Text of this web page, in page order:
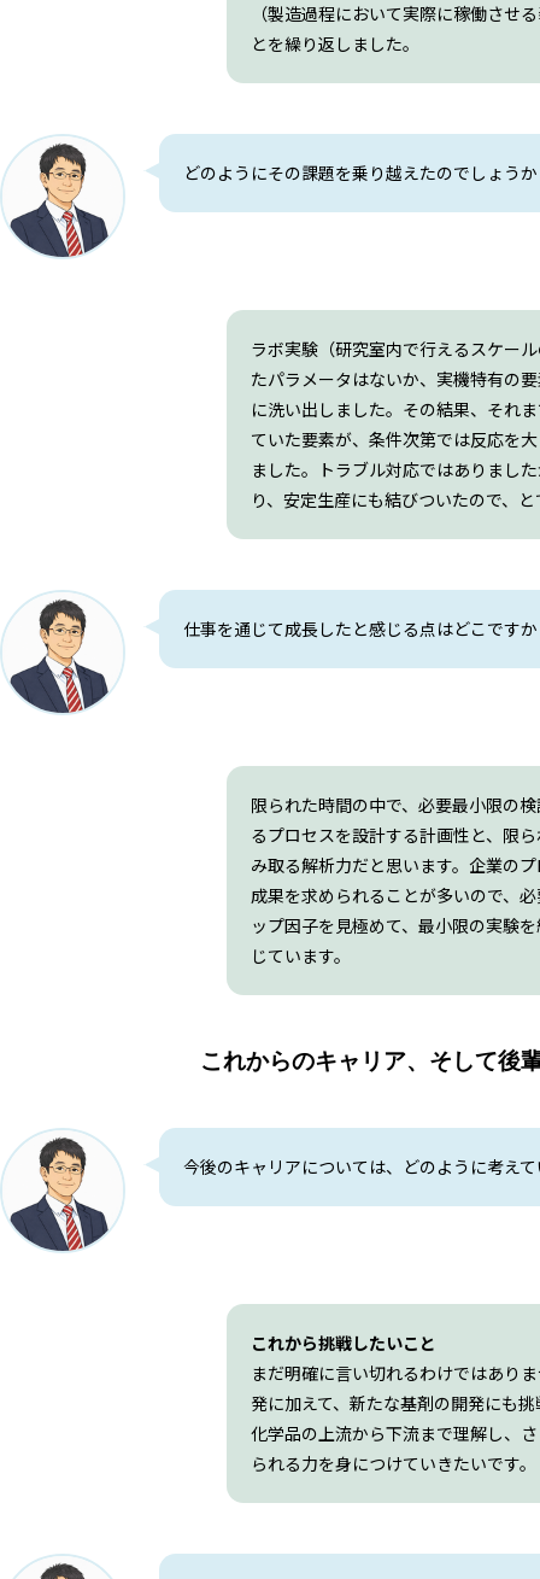
（製造過程において実際に稼働させ
とを繰り返しました。
どのようにその課題を乗り越えたのでしょう
ラボ実験（研究室内で行えるスケー
たパラメータはないか、実機特有の
に洗い出しました。その結果、それ
ていた要素が、条件次第では反応を
ました。トラブル対応ではありまし
り、安定生産にも結びついたので、
仕事を通じて成長したと感じる点はどこです
限られた時間の中で、必要最小限の
るプロセスを設計する計画性と、限
み取る解析力だと思います。企業の
成果を求められることが多いので、
ップ因子を見極めて、最小限の実験
じています。
これからのキャリア、そして後
今後のキャリアについては、どのように考え
これから挑戦したいこと
まだ明確に言い切れるわけではあり
発に加えて、新たな基剤の開発にも
化学品の上流から下流まで理解し、
られる力を身につけていきたいです。